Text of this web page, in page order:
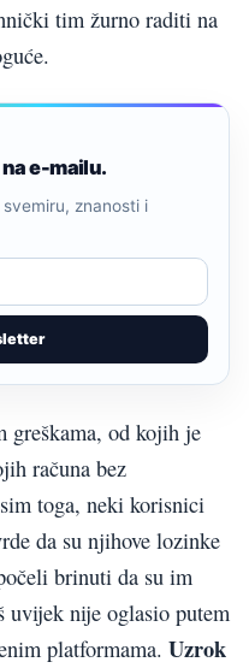
tim žurno raditi na
e-mailu.
znanosti i
greškama, od kojih je
računa bez
toga, neki korisnici
da su njihove lozinke
brinuti da su im
uvijek nije oglasio putem
platformama. Uzrok